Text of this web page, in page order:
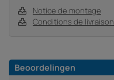
Notice de montage
Conditions de livraison
Beoordelingen